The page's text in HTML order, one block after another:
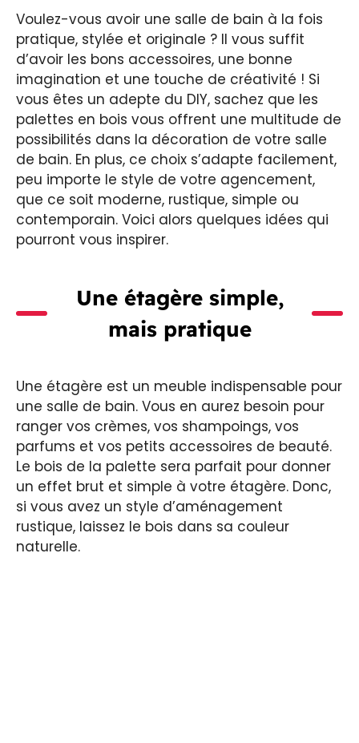
Voulez-vous avoir une salle de bain à la fois
pratique, stylée et originale ? Il vous suffit
d’avoir les bons accessoires, une bonne
imagination et une touche de créativité ! Si
vous êtes un adepte du DIY, sachez que les
palettes en bois vous offrent une multitude de
possibilités dans la décoration de votre salle
de bain. En plus, ce choix s’adapte facilement,
peu importe le style de votre agencement,
que ce soit moderne, rustique, simple ou
contemporain. Voici alors quelques idées qui
pourront vous inspirer.
Une étagère simple,
mais pratique
Une étagère est un meuble indispensable pour
une salle de bain. Vous en aurez besoin pour
ranger vos crèmes, vos shampoings, vos
parfums et vos petits accessoires de beauté.
Le bois de la palette sera parfait pour donner
un effet brut et simple à votre étagère. Donc,
si vous avez un style d’aménagement
rustique, laissez le bois dans sa couleur
naturelle.